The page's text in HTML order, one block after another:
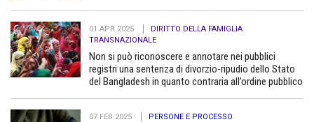
01 APR 2025
DIRITTO DELLA FAMIGLIA
TRANSNAZIONALE
Non si può riconoscere e annotare nei pubblici
registri una sentenza di divorzio-ripudio dello Stato
del Bangladesh in quanto contraria all’ordine pubblico
07 FEB 2025 PERSONE E PROCESSO